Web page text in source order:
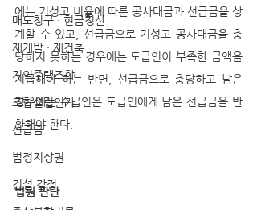
매도청구 · 현금청산
재개발 · 재건축
지역주택조합
조합설립인가
선급금
법정지상권
건설 감정
에는 기성고 비율에 따른 공사대금과 선급금을 상
계할 수 있고, 선급금으로 기성고 공사대금을 충
당하지 못하는 경우에는 도급인이 부족한 금액을
지급해야 하는 반면, 선급금으로 충당하고 남은
경우에는 수급인은 도급인에게 남은 선급금을 반
환해야 한다.
법원 판단